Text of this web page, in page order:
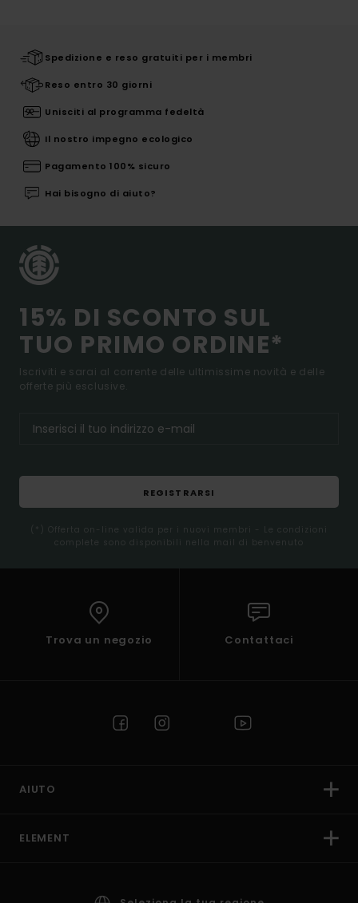
Spedizione e reso gratuiti per i membri
Reso entro 30 giorni
Unisciti al programma fedeltà
Il nostro impegno ecologico
Pagamento 100% sicuro
Hai bisogno di aiuto?
15% DI SCONTO SUL
TUO PRIMO ORDINE*
Iscriviti e sarai al corrente delle ultimissime novità e delle
offerte più esclusive.
REGISTRARSI
(*) Offerta on-line valida per i nuovi membri - Le condizioni
complete sono disponibili nella mail di benvenuto
Trova un negozio Contattaci
AIUTO
ELEMENT